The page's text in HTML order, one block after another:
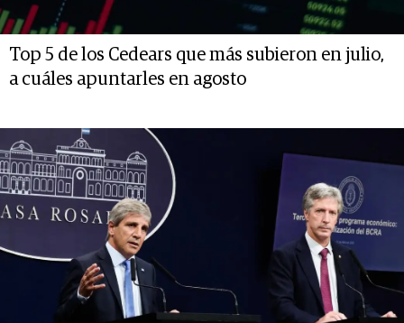
Top 5 de los Cedears que más subieron en julio,
a cuáles apuntarles en agosto